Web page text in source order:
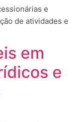
e
de atividades e
em
e